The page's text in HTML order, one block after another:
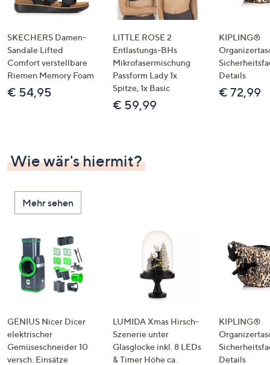
Geräten
links
bzw.
rechts,
um
diese
SKECHERS Damen-
Sandale Lifted
Comfort verstellbare
Riemen Memory Foam
€ 54,95
LITTLE ROSE 2
Entlastungs-BHs
Mikrofasermischung
Passform Lady 1x
Spitze, 1x Basic
€ 59,99
KIPLING®
Details
€ 72,99
Wie wär's hiermit?
Mehr sehen
GENIUS Nicer Dicer
elektrischer
Gemüseschneider 10
versch. Einsätze
LUMIDA Xmas Hirsch-
Szenerie unter
Glasglocke inkl. 8 LEDs
& Timer Höhe ca.
KIPLING®
Details